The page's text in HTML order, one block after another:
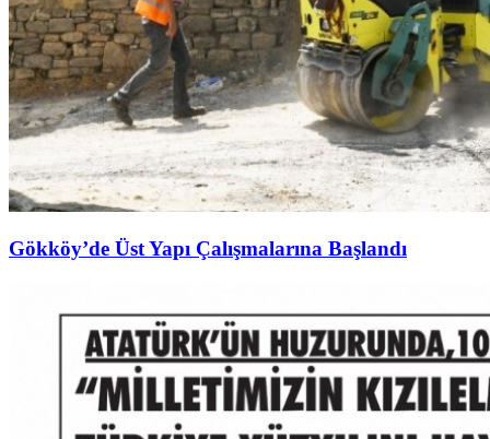
Gökköy’de Üst Yapı Çalışmalarına Başlandı